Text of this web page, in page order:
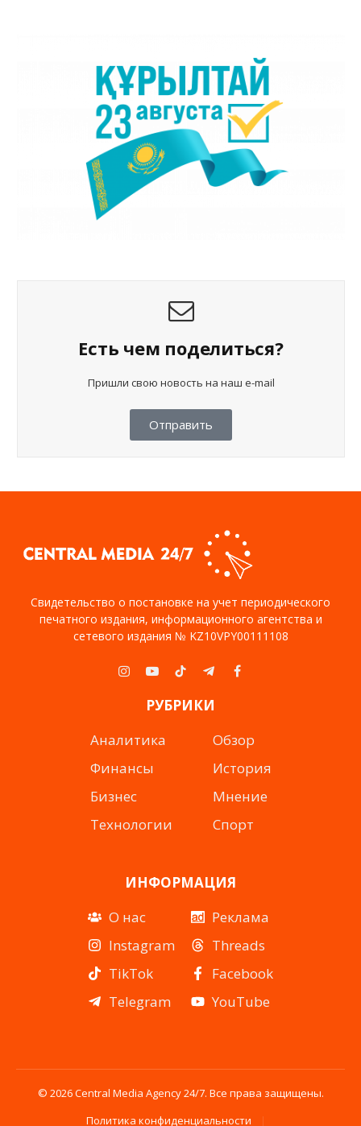
Есть чем поделиться?
Пришли свою новость на наш e-mail
Отправить
Свидетельство о постановке на учет периодического
печатного издания, информационного агентства и
сетевого издания № KZ10VPY00111108
Instagram
YouTubeTikTokTelegramFacebook
РУБРИКИ
Аналитика
Финансы
Бизнес
Технологии
Обзор
История
Мнение
Спорт
ИНФОРМАЦИЯ
О нас
Instagram
TikTok
Telegram
Реклама
Threads
Facebook
YouTube
© 2026 Central Media Agency 24/7. Все права защищены.
Политика конфиденциальности